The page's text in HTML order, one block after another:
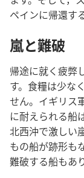
ペインに帰還す
嵐と難破
帰途に就く疲弊
す。食糧は少な
せん。イギリス
に耐えられる船
北西沖で激しい
もの船が跡形も
難破する船もあ